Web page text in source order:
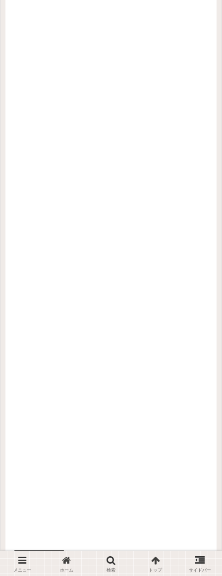
商品販売関係
メニュー ホーム 検索 トップ サイドバー